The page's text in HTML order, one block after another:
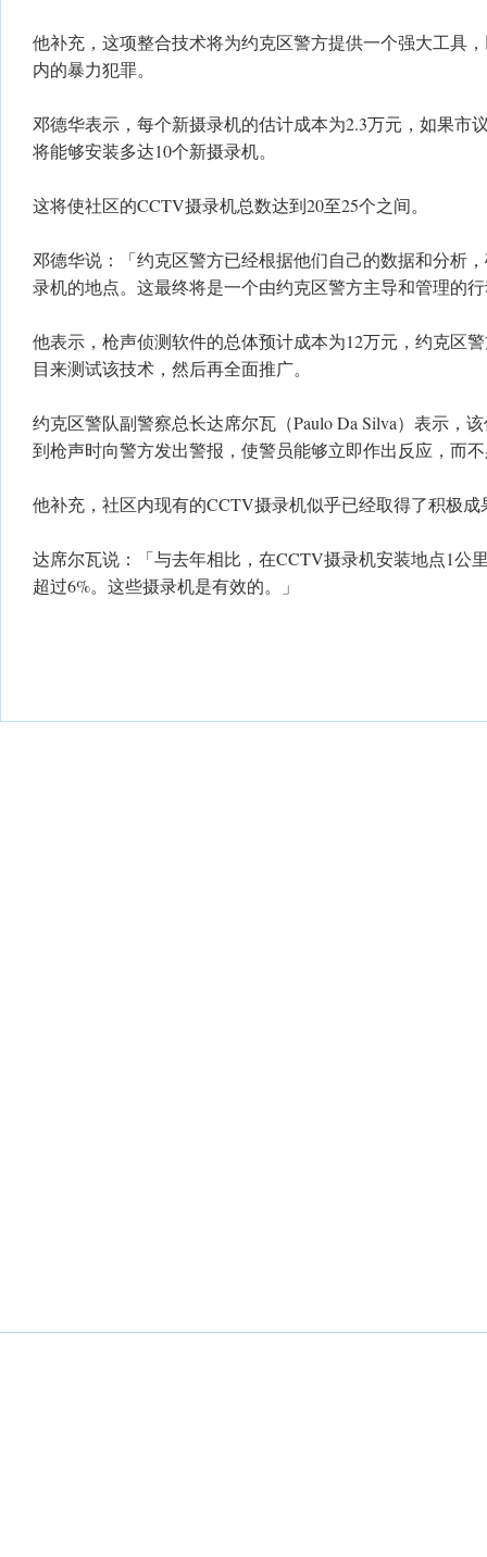
他补充，这项整合技术将为约克区警方提供一个强大工具
内的暴力犯罪。
邓德华表示，每个新摄录机的估计成本为2.3万元，如果市
将能够安装多达10个新摄录机。
这将使社区的CCTV摄录机总数达到20至25个之间。
邓德华说：「约克区警方已经根据他们自己的数据和分析
录机的地点。这最终将是一个由约克区警方主导和管理的
他表示，枪声侦测软件的总体预计成本为12万元，约克区
目来测试该技术，然后再全面推广。
约克区警队副警察总长达席尔瓦（Paulo Da Silva）表示，
到枪声时向警方发出警报，使警员能够立即作出反应，而
他补充，社区内现有的CCTV摄录机似乎已经取得了积极成
达席尔瓦说：「与去年相比，在CCTV摄录机安装地点1公
超过6%。这些摄录机是有效的。」